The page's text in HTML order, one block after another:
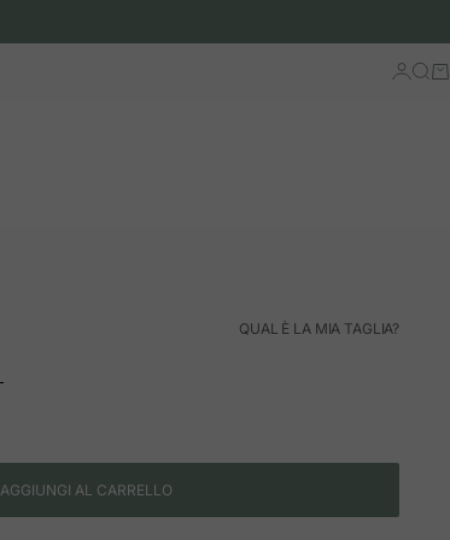
Accedi
QUAL È LA MIA TAGLIA?
AGGIUNGI AL CARRELLO